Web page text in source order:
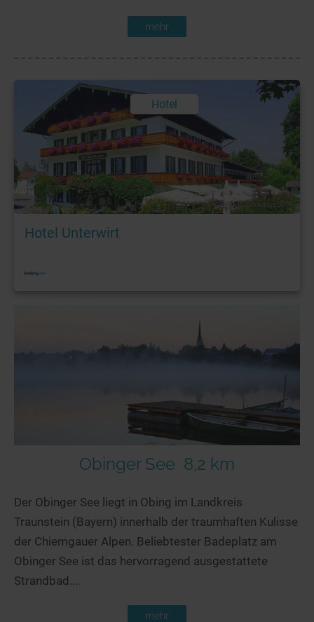
mehr
Hotel
Foto: © booking.com
Hotel Unterwirt
Obinger See 8,2 km
Der Obinger See liegt in Obing im Landkreis
Traunstein (Bayern) innerhalb der traumhaften Kulisse
der Chiemgauer Alpen. Beliebtester Badeplatz am
Obinger See ist das hervorragend ausgestattete
Strandbad....
mehr